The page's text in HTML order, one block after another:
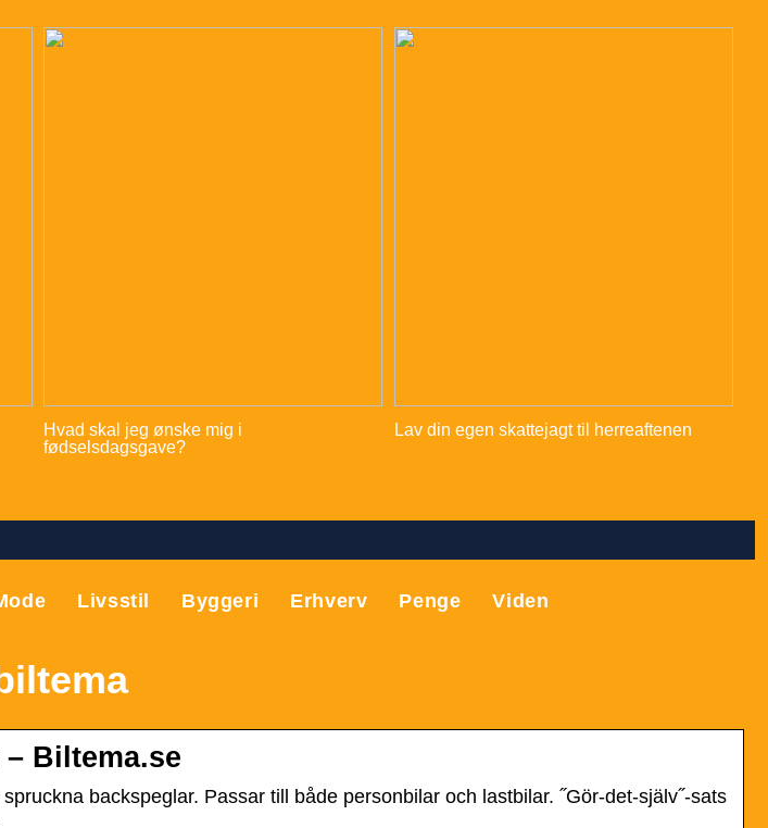
Hvad skal jeg ønske mig i
fødselsdagsgave?
Lav din egen skattejagt til herreaftenen
Livsstil Byggeri Erhverv Penge Viden
Biltema.se
backspeglar. Passar till både personbilar och lastbilar. ˝Gör-det-själv˝-sats